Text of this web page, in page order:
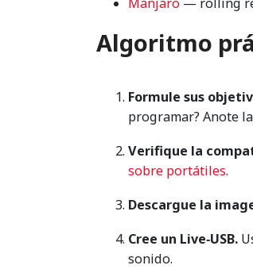
Algoritmo
Formule sus
programar? Anote
Verifique la
sobre portátiles.
Descargue la
Cree un Live‑USB.
sonido.